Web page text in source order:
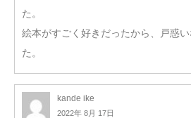
た。
絵本がすごく好きだったから、戸惑
た。
kande ike
2022年 8月 17日